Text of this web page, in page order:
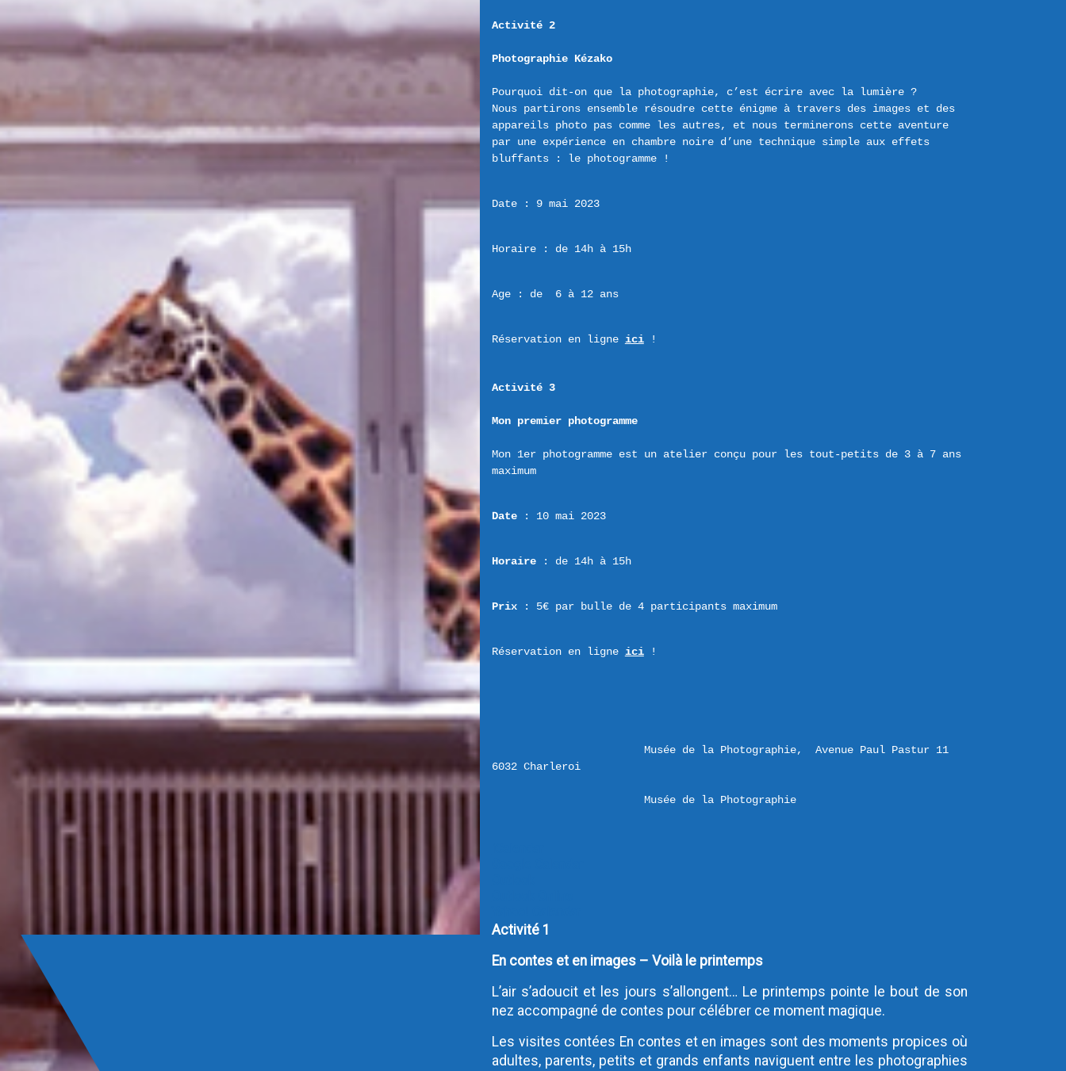
Activité 2
Photographie Kézako
Pourquoi dit-on que la photographie, c’est écrire avec la lumière ?
Nous partirons ensemble résoudre cette énigme à travers des images et des
appareils photo pas comme les autres, et nous terminerons cette aventure
par une expérience en chambre noire d’une technique simple aux effets
Date : 9 mai 2023
Horaire : de 14h à 15h
Age : de  6 à 12 ans
Réservation en ligne ici !
Activité 3
Mon premier photogramme
Mon 1er photogramme est un atelier conçu pour les tout-petits de 3 à 7 ans
maximum
Date : 10 mai 2023
Horaire : de 14h à 15h
Prix : 5€ par bulle de 4 participants maximum
Réservation en ligne ici !
Musée de la Photographie,  Avenue Paul Pastur 11
Musée de la Photographie
Activité 1
En contes et en images – Voilà le printemps
L’air s’adoucit et les jours s’allongent… Le printemps pointe le bout de son
nez accompagné de contes pour célébrer ce moment magique.
Les visites contées En contes et en images sont des moments propices où
adultes, parents, petits et grands enfants naviguent entre les photographies